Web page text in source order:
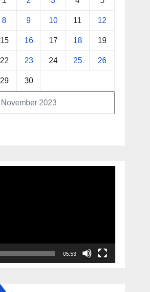
November 2023
8 9 10 11 12
15 16 17 18 19
22 23 24 25 26
29 30
05:53